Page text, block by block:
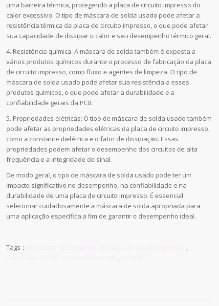
uma barreira térmica, protegendo a placa de circuito impresso do
calor excessivo. O tipo de máscara de solda usado pode afetar a
resistência térmica da placa de circuito impresso, o que pode afetar
sua capacidade de dissipar o calor e seu desempenho térmico geral.
4. Resistência química: A máscara de solda também é exposta a
vários produtos químicos durante o processo de fabricação da placa
de circuito impresso, como fluxo e agentes de limpeza. O tipo de
máscara de solda usado pode afetar sua resistência a esses
produtos químicos, o que pode afetar a durabilidade e a
confiabilidade gerais da PCB.
5. Propriedades elétricas: O tipo de máscara de solda usado também
pode afetar as propriedades elétricas da placa de circuito impresso,
como a constante dielétrica e o fator de dissipação. Essas
propriedades podem afetar o desempenho dos circuitos de alta
frequência e a integridade do sinal.
De modo geral, o tipo de máscara de solda usado pode ter um
impacto significativo no desempenho, na confiabilidade e na
durabilidade de uma placa de circuito impresso. É essencial
selecionar cuidadosamente a máscara de solda apropriada para
uma aplicação específica a fim de garantir o desempenho ideal.
Tags：
,
,